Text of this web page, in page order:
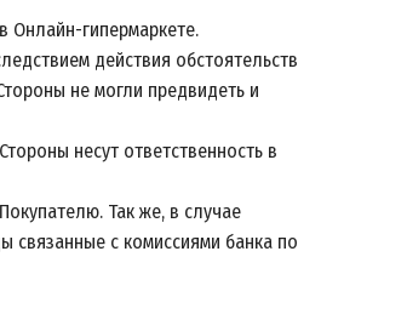
Онлайн-гипермаркете.
действия обстоятельств
не могли предвидеть и
несут ответственность в
Так же, в случае
связанные с комиссиями банка по